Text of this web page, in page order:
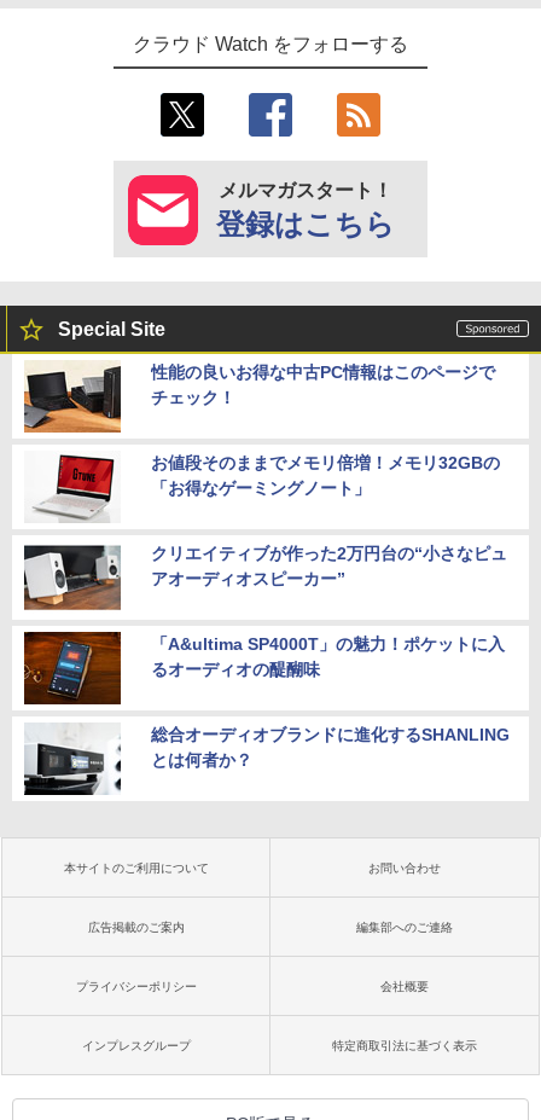
クラウド Watch をフォローする
メルマガスタート！
登録はこちら
Special Site
性能の良いお得な中古PC情報はこのページで
チェック！
お値段そのままでメモリ倍増！メモリ32GBの
「お得なゲーミングノート」
クリエイティブが作った2万円台の“小さなピュ
アオーディオスピーカー”
「A&ultima SP4000T」の魅力！ポケットに入
るオーディオの醍醐味
総合オーディオブランドに進化するSHANLING
とは何者か？
本サイトのご利用について お問い合わせ
広告掲載のご案内 編集部へのご連絡
プライバシーポリシー 会社概要
インプレスグループ 特定商取引法に基づく表示